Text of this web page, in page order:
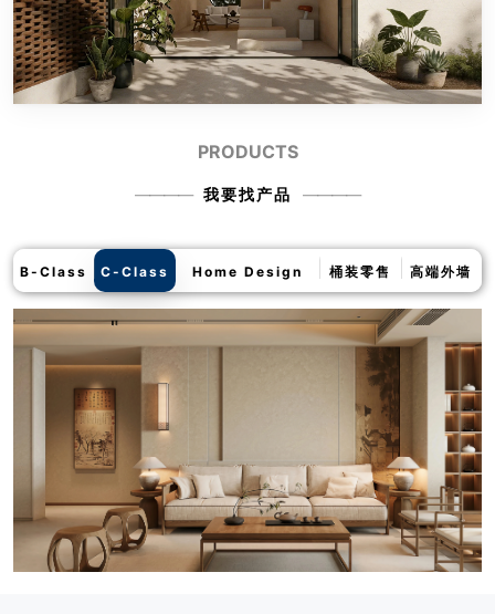
PRODUCTS
我要找产品
B-Class C-Class Home Design 桶装零售 高端外墙